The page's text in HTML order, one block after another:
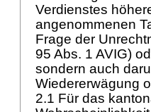
Verdienstes
angenommenen
Frage der
95 Abs. 1 AVIG)
sondern auch
Wiedererwägung
2.1 Für das